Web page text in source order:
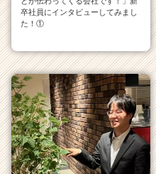
卒社員にインタビューしてみまし
た！①